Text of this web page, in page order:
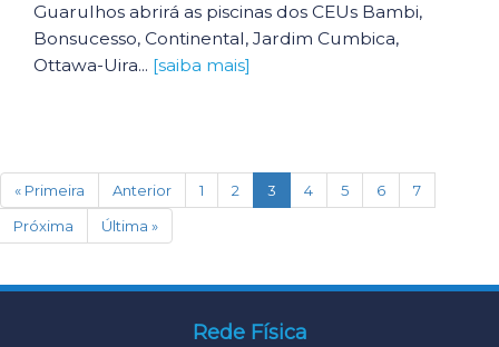
Guarulhos abrirá as piscinas dos CEUs Bambi,
Bonsucesso, Continental, Jardim Cumbica,
Ottawa-Uira... [saiba mais]
« Primeira Anterior 1 2 3 (current)
4 5 6
7
Próxima
Última »
Rede Física